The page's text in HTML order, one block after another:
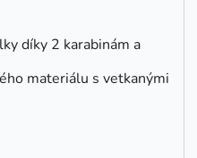
díky 2 karabinám a
materiálu s vetkanými